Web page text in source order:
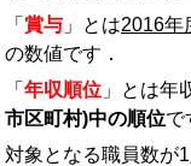
「 賞与 」とは2016年
の数値です．
「 年収順位 」とは年
市区町村)中の順位で
対象となる職員数が